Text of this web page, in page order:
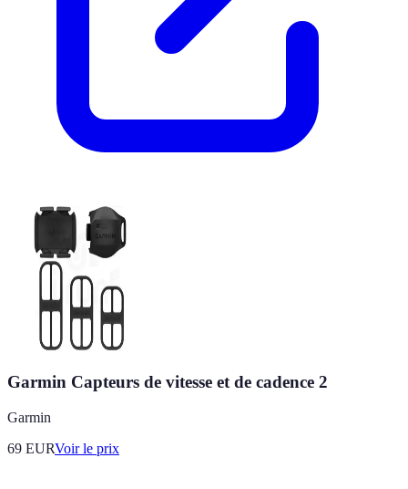
Garmin Capteurs de vitesse et de cadence 2
Garmin
69 EURVoir le prix